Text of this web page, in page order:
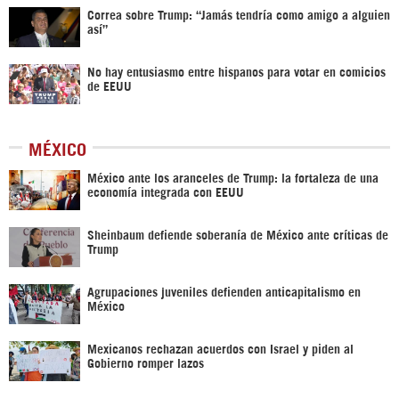
Correa sobre Trump: “Jamás tendría como amigo a alguien
así”
No hay entusiasmo entre hispanos para votar en comicios
de EEUU
MÉXICO
México ante los aranceles de Trump: la fortaleza de una
economía integrada con EEUU
Sheinbaum defiende soberanía de México ante críticas de
Trump
Agrupaciones juveniles defienden anticapitalismo en
México
Mexicanos rechazan acuerdos con Israel y piden al
Gobierno romper lazos